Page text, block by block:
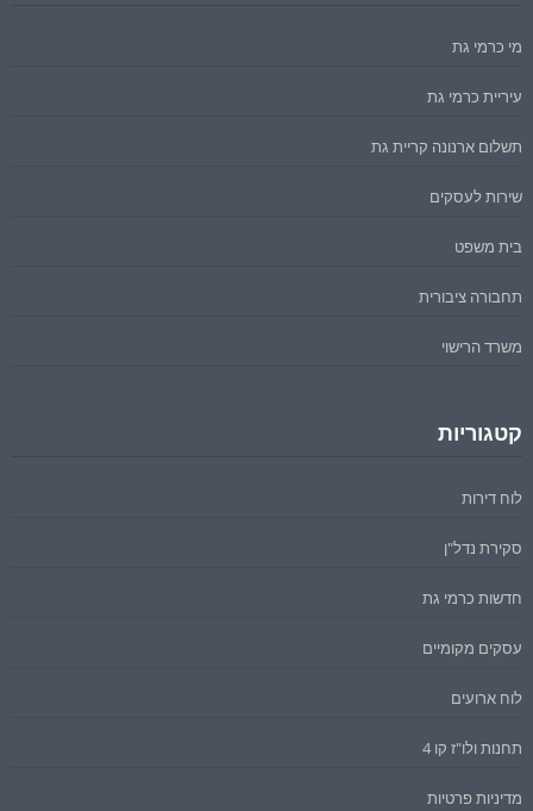
מי כרמי גת
עיריית כרמי גת
תשלום ארנונה קריית גת
שירות לעסקים
בית משפט
תחבורה ציבורית
משרד הרישוי
קטגוריות
לוח דירות
סקירת נדל"ן
חדשות כרמי גת
עסקים מקומיים
לוח ארועים
תחנות ולו"ז קו 4
מדיניות פרטיות